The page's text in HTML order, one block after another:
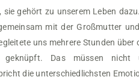
gehört zu unserem Leben
mit der Großmutter
uns mehrere Stunden über
geknüpft. Das müssen nicht
die unterschiedlichsten